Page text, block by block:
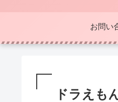
お問い
ドラえも